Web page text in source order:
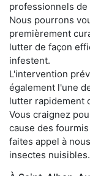
professionnels
Nous pourrons
premièrement
lutter de façon
infestent.
L'intervention
également l'une
lutter rapidement
Vous craignez
cause des
faites appel à
insectes nuisibles.